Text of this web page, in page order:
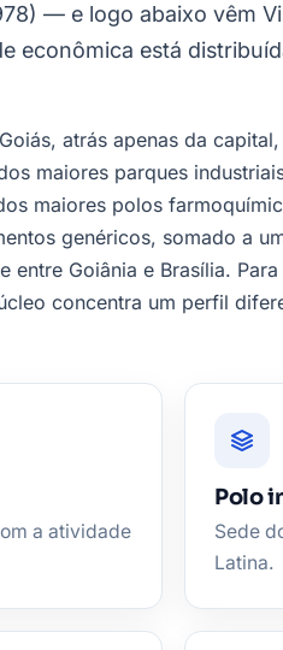
— e logo abaixo vêm
econômica está
atrás apenas da
maiores parques
maiores polos
genéricos, somado a
Goiânia e Brasília. Para
concentra um perfil
a atividade
Polo
Sede
Latina.